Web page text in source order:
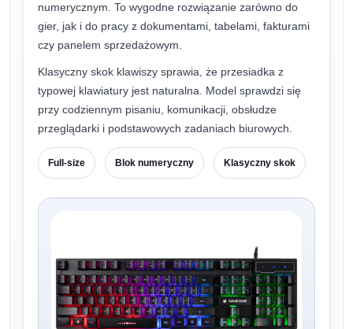
numerycznym. To wygodne rozwiązanie zarówno do
gier, jak i do pracy z dokumentami, tabelami, fakturami
czy panelem sprzedażowym.
Klasyczny skok klawiszy sprawia, że przesiadka z
typowej klawiatury jest naturalna. Model sprawdzi się
przy codziennym pisaniu, komunikacji, obsłudze
przeglądarki i podstawowych zadaniach biurowych.
Full-size Blok numeryczny Klasyczny skok